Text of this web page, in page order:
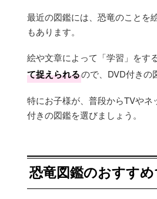
最近の図鑑には、恐竜のことを
もあります。
絵や文章によって「学習」をす
て捉えられるので、DVD付きの
特にお子様が、普段からTVや
付きの図鑑を選びましょう。
恐竜図鑑のおすす